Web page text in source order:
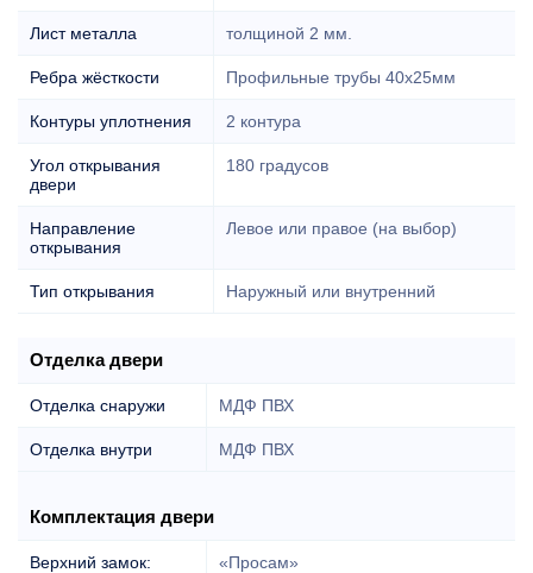
Лист металла толщиной 2 мм.
Ребра жёсткости Профильные трубы 40х25мм
Контуры уплотнения 2 контура
Угол открывания
двери
180 градусов
Направление
открывания
Левое или правое (на выбор)
Тип открывания Наружный или внутренний
Отделка двери
Отделка снаружи МДФ ПВХ
Отделка внутри МДФ ПВХ
Комплектация двери
Верхний замок: «Просам»